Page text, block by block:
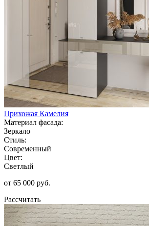
Прихожая Камелия
Материал фасада:
Зеркало
Стиль:
Современный
Цвет:
Светлый
от 65 000 руб.
Рассчитать